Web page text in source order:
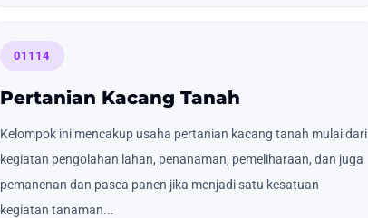
01114
Pertanian Kacang Tanah
Kelompok ini mencakup usaha pertanian kacang tanah mulai dari
kegiatan pengolahan lahan, penanaman, pemeliharaan, dan juga
pemanenan dan pasca panen jika menjadi satu kesatuan
kegiatan tanaman...